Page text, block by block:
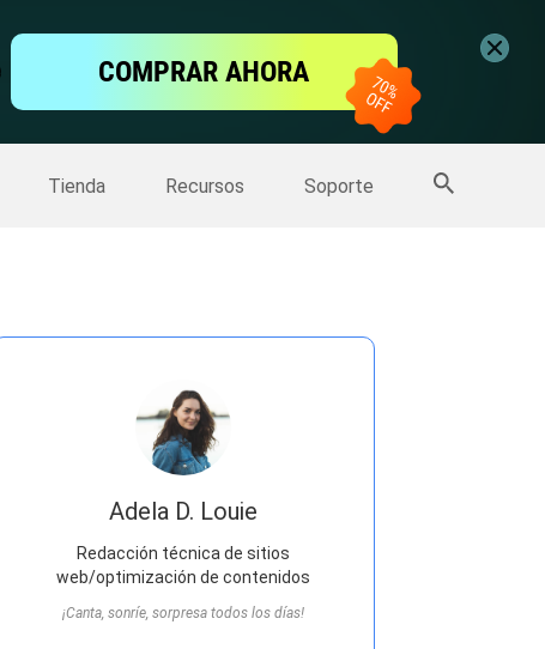
COMPRAR AHORA
Tienda Recursos Soporte
>> Más productos
Adela D. Louie
Redacción técnica de sitios
web/optimización de contenidos
¡Canta, sonríe, sorpresa todos los días!